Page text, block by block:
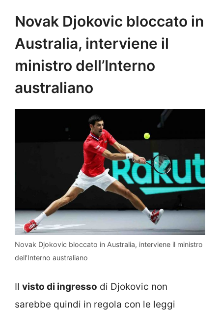
Novak Djokovic bloccato in
Australia, interviene il
ministro dell’Interno
australiano
Novak Djokovic bloccato in Australia, interviene il ministro
dell’Interno australiano
Il visto di ingresso di Djokovic non
sarebbe quindi in regola con le leggi